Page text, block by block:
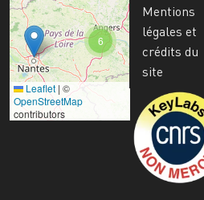
6
Leaflet | ©
OpenStreetMap
contributors
Mentions
légales et
crédits du
site
Image